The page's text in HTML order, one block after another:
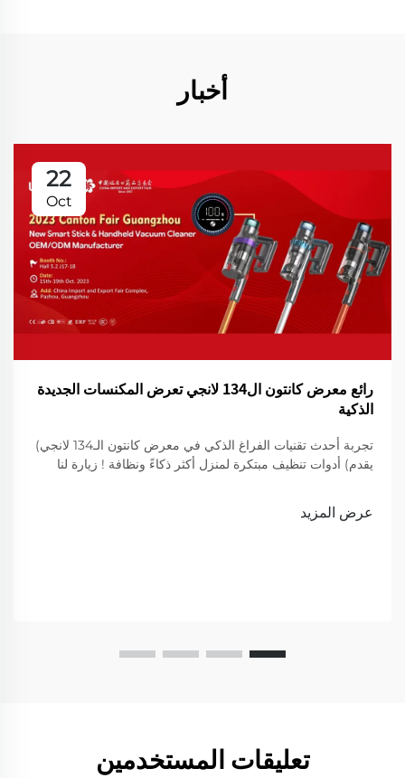
أخبار
22
Oct
رائع معرض كانتون ال134 لانجي تعرض المكنسات الجديدة
الذكية
تجربة أحدث تقنيات الفراغ الذكي في معرض كانتون الـ134 لانجي)
يقدم) أدوات تنظيف مبتكرة لمنزل أكثر ذكاءً ونظافة ! زيارة لنا
عرض المزيد
تعليقات المستخدمين